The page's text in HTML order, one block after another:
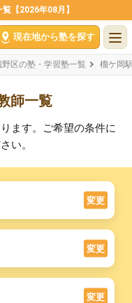
【2026年08月】
現在地から塾を探す
区の塾・学習塾一覧 榴ケ岡
師一覧
ます。ご希望の条件に
い。
変更
変更
変更